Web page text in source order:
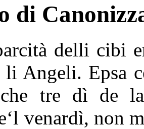
di
delli cibi
Angeli. Epsa
tre dì de
venardì, non